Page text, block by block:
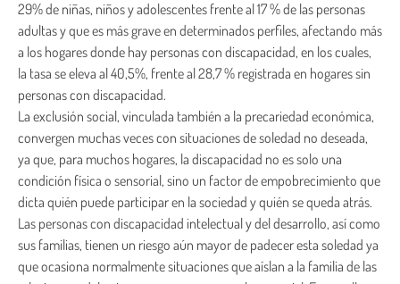
29% de niñas, niños y adolescentes frente al 17 % de las personas
adultas y que es más grave en determinados perfiles, afectando más
a los hogares donde hay personas con discapacidad, en los cuales,
la tasa se eleva al 40,5%, frente al 28,7 % registrada en hogares sin
personas con discapacidad.
La exclusión social, vinculada también a la precariedad económica,
convergen muchas veces con situaciones de soledad no deseada,
ya que, para muchos hogares, la discapacidad no es solo una
condición física o sensorial, sino un factor de empobrecimiento que
dicta quién puede participar en la sociedad y quién se queda atrás.
Las personas con discapacidad intelectual y del desarrollo, así como
sus familias, tienen un riesgo aún mayor de padecer esta soledad ya
que ocasiona normalmente situaciones que aíslan a la familia de las